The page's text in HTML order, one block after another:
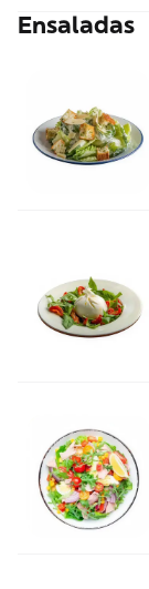
Ensaladas